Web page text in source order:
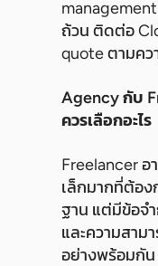
ถ้วน ติดต่อ
quote ตามค
Agency กับ
ควรเลือกอะไร
Freelancer อ
เล็กมากที่ต้อ
ฐาน แต่มีข้อจ
และความสาม
อย่างพร้อมกัน